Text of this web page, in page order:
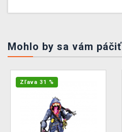
Mohlo by sa vám páčiť
Zľava 31 %